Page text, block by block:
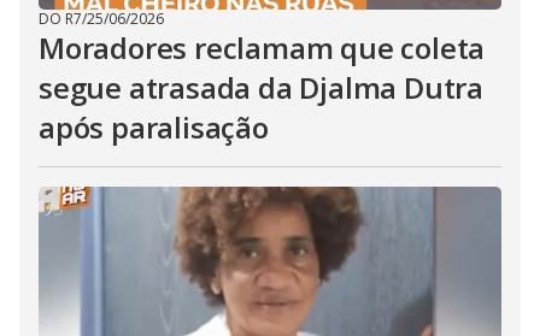
DO R7/25/06/2026
Moradores reclamam que coleta
segue atrasada da Djalma Dutra
após paralisação